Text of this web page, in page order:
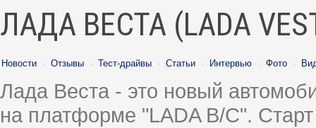
ЛАДА ВЕСТА (LADA
Новости · Отзывы · Тест-драйвы · Статьи · Интервью · Фото ·
Лада Веста - это новый
на платформе "LADA B/C".